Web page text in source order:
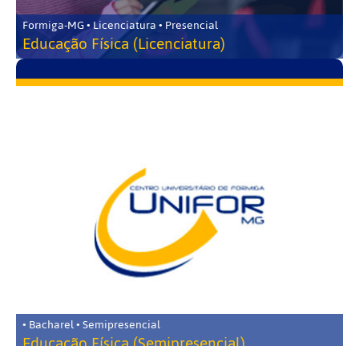
Formiga-MG • Licenciatura • Presencial
Educação Física (Licenciatura)
• Bacharel • Semipresencial